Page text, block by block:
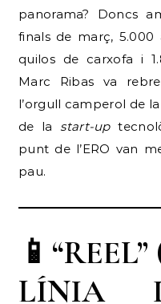
panorama? Doncs
finals de març, 5.000
quilos de carxofa i
Marc Ribas va rebre
l’orgull camperol de
de la start-up
punt de l’ERO van
pau.
LÍNIA